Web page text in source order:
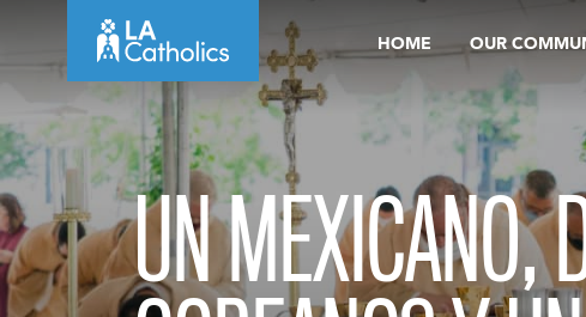
HOME OUR
UN MEXICANO,